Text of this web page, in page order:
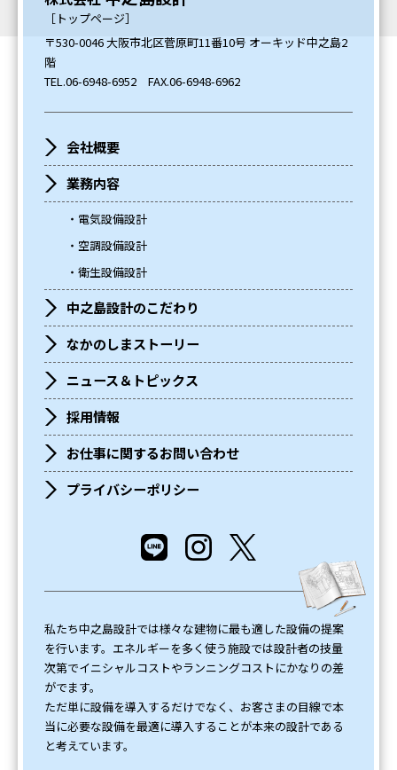
［トップページ］
〒530-0046 大阪市北区菅原町11番10号 オーキッド中之島2
階
TEL.06-6948-6952 FAX.06-6948-6962
会社概要
業務内容
電気設備設計
空調設備設計
衛生設備設計
中之島設計のこだわり
なかのしまストーリー
ニュース＆トピックス
採用情報
お仕事に関するお問い合わせ
プライバシーポリシー
私たち中之島設計では様々な建物に最も適した設備の提案
を行います。エネルギーを多く使う施設では設計者の技量
次第でイニシャルコストやランニングコストにかなりの差
がでます。
ただ単に設備を導入するだけでなく、お客さまの目線で本
当に必要な設備を最適に導入することが本来の設計である
と考えています。